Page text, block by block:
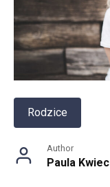
Rodzice
Author
Paula Kwiec